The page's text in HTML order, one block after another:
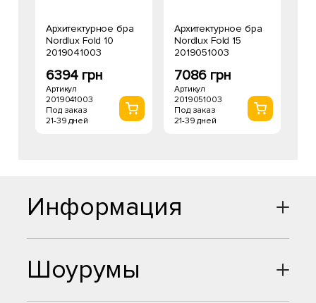
Архитектурное бра
Nordlux Fold 10
2019041003
6394 грн
Артикул
2019041003
Под заказ
21-39 дней
Архитектурное бра
Nordlux Fold 15
2019051003
7086 грн
Артикул
2019051003
Под заказ
21-39 дней
Шоурумы
Информация